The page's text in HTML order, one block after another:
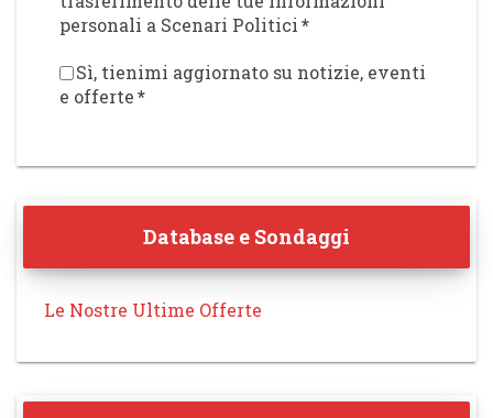
personali a Scenari Politici*
Sì, tienimi aggiornato su notizie, eventi
e offerte*
Database e Sondaggi
Le Nostre Ultime Offerte